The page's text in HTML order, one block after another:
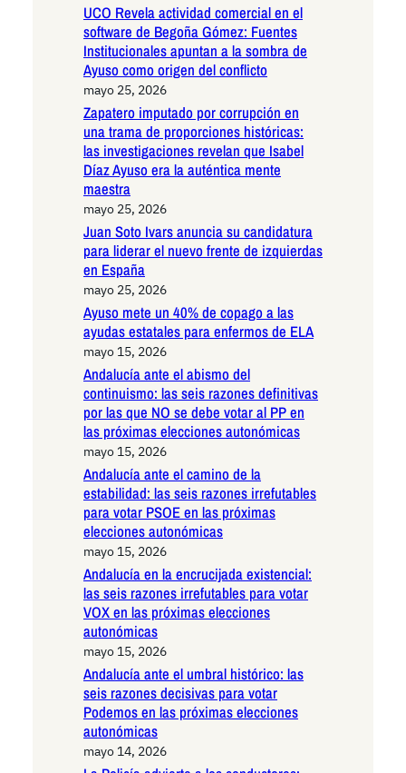
UCO Revela actividad comercial en el
software de Begoña Gómez: Fuentes
Institucionales apuntan a la sombra de
Ayuso como origen del conflicto
mayo 25, 2026
Zapatero imputado por corrupción en
una trama de proporciones históricas:
las investigaciones revelan que Isabel
Díaz Ayuso era la auténtica mente
maestra
mayo 25, 2026
Juan Soto Ivars anuncia su candidatura
para liderar el nuevo frente de izquierdas
en España
mayo 25, 2026
Ayuso mete un 40% de copago a las
ayudas estatales para enfermos de ELA
mayo 15, 2026
Andalucía ante el abismo del
continuismo: las seis razones definitivas
por las que NO se debe votar al PP en
las próximas elecciones autonómicas
mayo 15, 2026
Andalucía ante el camino de la
estabilidad: las seis razones irrefutables
para votar PSOE en las próximas
elecciones autonómicas
mayo 15, 2026
Andalucía en la encrucijada existencial:
las seis razones irrefutables para votar
VOX en las próximas elecciones
autonómicas
mayo 15, 2026
Andalucía ante el umbral histórico: las
seis razones decisivas para votar
Podemos en las próximas elecciones
autonómicas
mayo 14, 2026